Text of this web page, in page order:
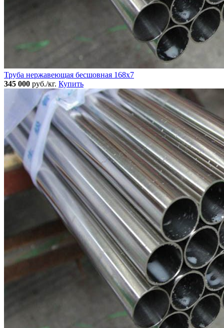
Труба нержавеющая бесшовная 168x7
345 000 руб./кг. Купить